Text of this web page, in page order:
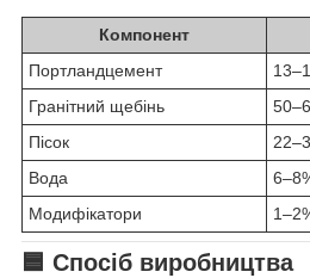
Компонент
Портландцемент
Гранітний щебінь
Пісок
Вода
Модифікатори
🟦 Спосіб виробництва